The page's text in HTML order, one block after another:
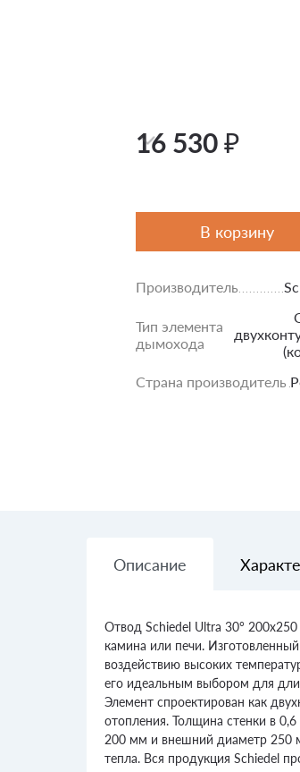
16 530 ₽
В корзину
Производитель
Тип элемента
дымохода
Страна производитель
Описание
Отвод Schiedel Ultra 30°
камина или печи.
воздействию высоких
его идеальным выбором для
Элемент спроектирован как
отопления. Толщина стенки в
200 мм и внешний диаметр 250
тепла. Вся продукция Schiedel